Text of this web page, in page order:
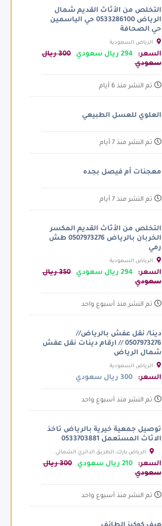
التخلص من الأثاث القديم شمال
الرياض 0533286100 حي الياسمين
حي الصحافة
السعر: 294 ريال سعودي
300 ريال
سعودي
تم النشر منذ 6 أيام
العلوي للعسل الطبيعي
تم النشر منذ 7 أيام
معجنات أم فيصل بجده
تم النشر منذ 7 أيام
التخلص من الأثاث القديم المكسر
الخربان بالرياض 0507973276 طش
رمي
السعر: 294 ريال سعودي
350 ريال
سعودي
تم النشر منذ أسبوع واحد
دينا/ نقل عفش بالرياض//
0507973276 // ارقام دينات نقل عفش
شمال الرياض
السعر: 300 ريال سعودي
تم النشر منذ أسبوع واحد
توصيل جمعية خيرية بالرياض تاخذ
الاثاث المستعمل 0533703881
الرياض بارك، الطريق الدائري الشمالي
الفرعي، الرياض السعودية
السعر: 210 ريال سعودي
300 ريال
سعودي
تم النشر منذ أسبوع واحد